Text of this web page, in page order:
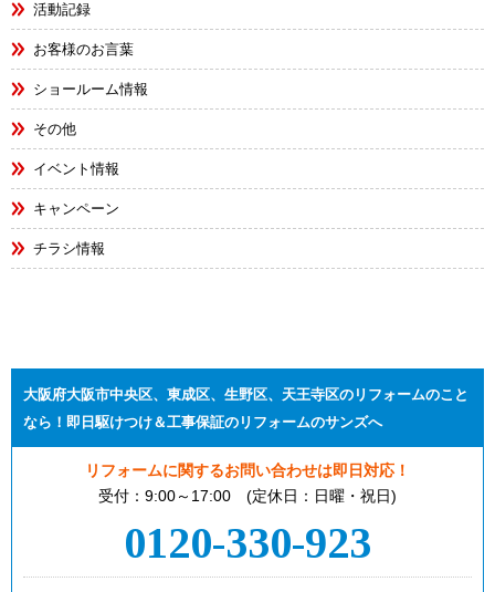
活動記録
お客様のお言葉
ショールーム情報
その他
イベント情報
キャンペーン
チラシ情報
大阪府大阪市中央区、東成区、生野区、天王寺区のリフォームのこと
なら！即日駆けつけ＆工事保証のリフォームのサンズへ
リフォームに関するお問い合わせは即日対応！
受付：9:00～17:00 (定休日：日曜・祝日)
0120-330-923